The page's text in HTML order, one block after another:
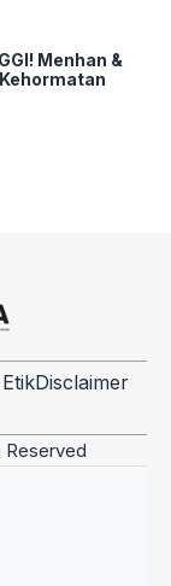
Menhan &
Disclaimer
Reserved